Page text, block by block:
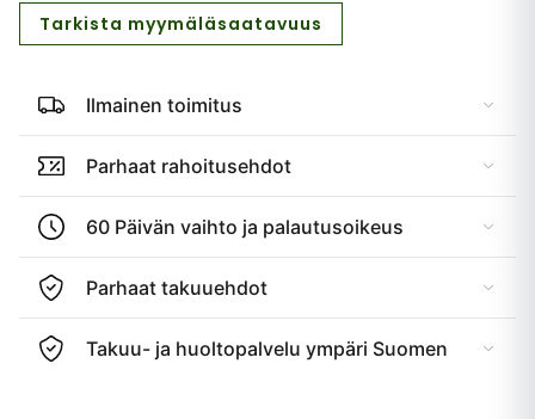
Tarkista myymäläsaatavuus
Ilmainen toimitus
Parhaat rahoitusehdot
60 Päivän vaihto ja palautusoikeus
Parhaat takuuehdot
Takuu- ja huoltopalvelu ympäri Suomen